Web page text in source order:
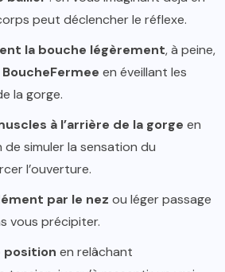
peut déclencher le réflexe.
la bouche légèrement, à peine,
BoucheFermee en éveillant les
la gorge.
à l’arrière de la gorge en
simuler la sensation du
l’ouverture.
par le nez ou léger passage
vous précipiter.
position en relâchant